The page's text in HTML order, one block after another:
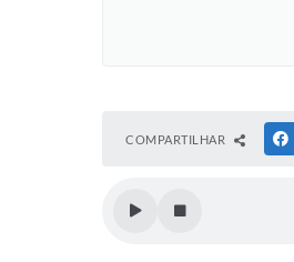
COMPARTILHAR